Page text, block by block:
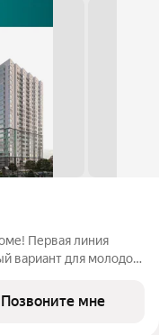
Первая линия
вариант для молодой
компанией или
Позвоните мне